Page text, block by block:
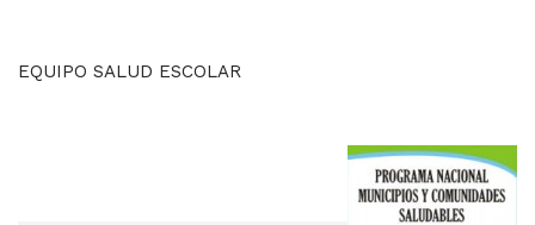
EQUIPO SALUD ESCOLAR